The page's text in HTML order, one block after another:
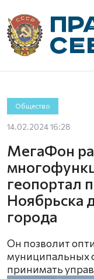
Общество
14.02.2024 16:28
МегаФон
геопортал
Ноябрьска
города
Он позволит
муниципальных
принимать